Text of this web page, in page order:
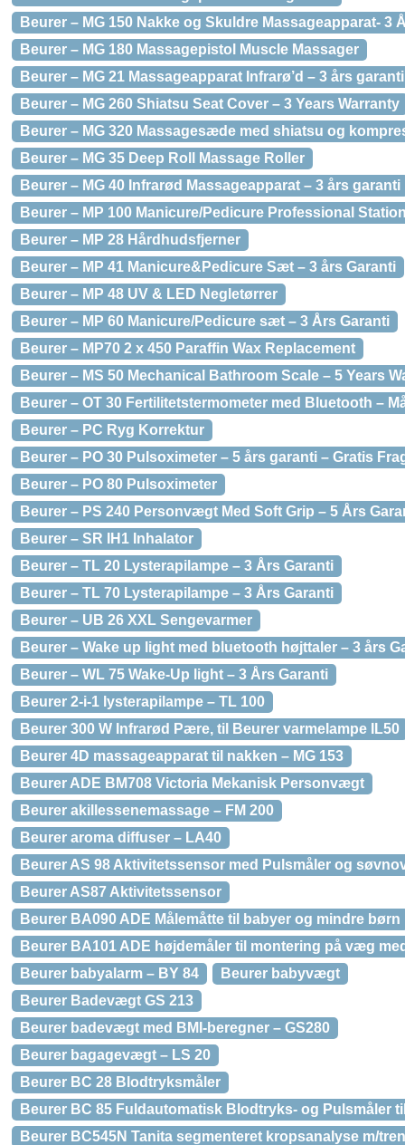
Beurer – MG 150 Nakke og Skuldre Massageapparat- 3
Beurer – MG 180 Massagepistol Muscle Massager
Beurer – MG 21 Massageapparat Infrarø’d – 3 års garanti
Beurer – MG 260 Shiatsu Seat Cover – 3 Years Warranty
Beurer – MG 320 Massagesæde med shiatsu og
Beurer – MG 35 Deep Roll Massage Roller
Beurer – MG 40 Infrarød Massageapparat – 3 års garanti
Beurer – MP 100 Manicure/Pedicure Professional
Beurer – MP 28 Hårdhudsfjerner
Beurer – MP 41 Manicure&Pedicure Sæt – 3 års Garanti
Beurer – MP 48 UV & LED Negletørrer
Beurer – MP 60 Manicure/Pedicure sæt – 3 Års Garanti
Beurer – MP70 2 x 450 Paraffin Wax Replacement
Beurer – MS 50 Mechanical Bathroom Scale – 5 Years
Beurer – OT 30 Fertilitetstermometer med Bluetooth –
Beurer – PC Ryg Korrektur
Beurer – PO 30 Pulsoximeter – 5 års garanti – Gratis
Beurer – PO 80 Pulsoximeter
Beurer – PS 240 Personvægt Med Soft Grip – 5 Års
Beurer – SR IH1 Inhalator
Beurer – TL 20 Lysterapilampe – 3 Års Garanti
Beurer – TL 70 Lysterapilampe – 3 Års Garanti
Beurer – UB 26 XXL Sengevarmer
Beurer – Wake up light med bluetooth højttaler – 3 års
Beurer – WL 75 Wake-Up light – 3 Års Garanti
Beurer 2-i-1 lysterapilampe – TL 100
Beurer 300 W Infrarød Pære, til Beurer varmelampe IL50
Beurer 4D massageapparat til nakken – MG 153
Beurer ADE BM708 Victoria Mekanisk Personvægt
Beurer akillessenemassage – FM 200
Beurer aroma diffuser – LA40
Beurer AS 98 Aktivitetssensor med Pulsmåler og
Beurer AS87 Aktivitetssensor
Beurer BA090 ADE Målemåtte til babyer og mindre børn
Beurer BA101 ADE højdemåler til montering på væg
Beurer babyalarm – BY 84
Beurer babyvægt
Beurer Badevægt GS 213
Beurer badevægt med BMI-beregner – GS280
Beurer bagagevægt – LS 20
Beurer BC 28 Blodtryksmåler
Beurer BC 85 Fuldautomatisk Blodtryks- og Pulsmåler
Beurer BC545N Tanita segmenteret kropsanalyse m/